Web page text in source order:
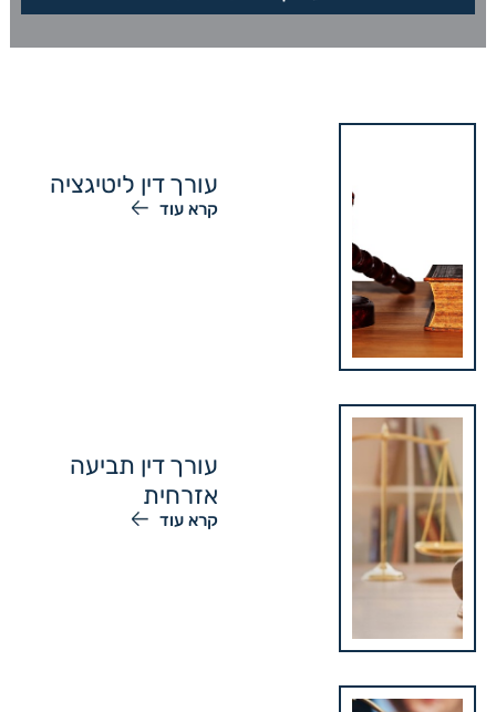
עורך דין ליטיגציה
קרא עוד
עורך דין תביעה
אזרחית
קרא עוד